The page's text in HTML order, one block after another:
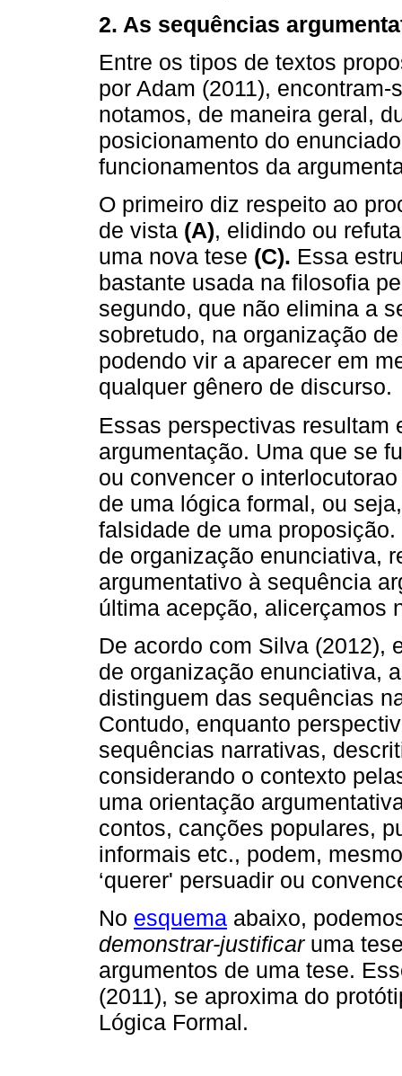
2. As sequências
Entre os tipos de textos
por Adam (2011),
notamos, de maneira geral,
posicionamento do
funcionamentos da
O primeiro diz respeito ao
de vista (A), elidindo ou
uma nova tese (C). Essa
bastante usada na filosofia
segundo, que não elimina a
sobretudo, na organização
podendo vir a aparecer em
qualquer gênero de discurso.
Essas perspectivas resultam
argumentação. Uma que se
ou convencer o
de uma lógica formal, ou
falsidade de uma
de organização enunciativa,
argumentativo à sequência
última acepção, alicerçamos
De acordo com Silva (2012),
de organização enunciativa,
distinguem das sequências
Contudo, enquanto
sequências narrativas,
considerando o contexto
uma orientação
contos, canções populares,
informais etc., podem,
‘querer' persuadir ou
No esquema abaixo,
demonstrar-justificaruma
argumentos de uma tese.
(2011), se aproxima do
Lógica Formal.